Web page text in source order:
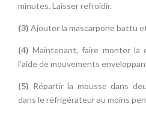
minutes. Laisser refroidir.
(3) Ajouter la mascarpone battu
(4) Maintenant, faire monter la
l’aide de mouvements
(5) Répartir la mousse dans
dans le réfrigérateur au moins